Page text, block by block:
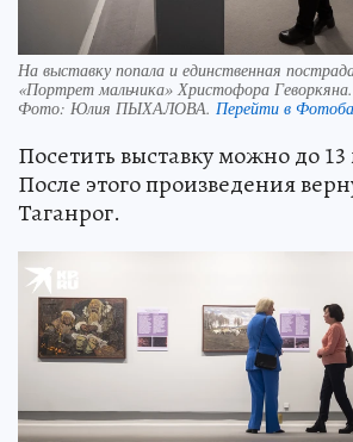
На выставку попала и единственная
«Портрет мальчика» Христофора Геворкяна.
Фото: Юлия ПЫХАЛОВА. Перейти в
Посетить выставку можно до 13
После этого произведения
Таганрог.